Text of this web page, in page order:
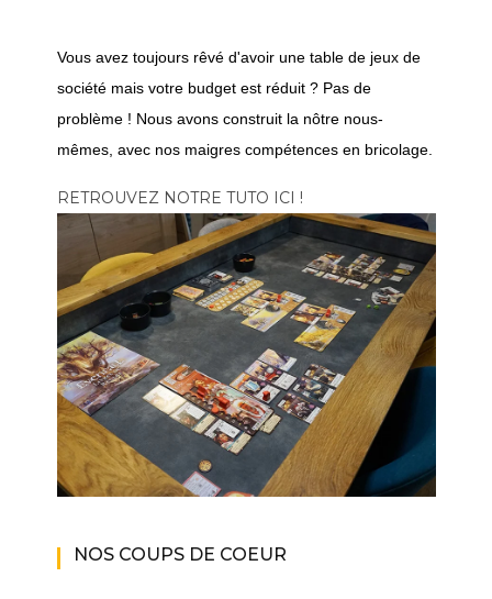
Vous avez toujours rêvé d'avoir une table de jeux de
société mais votre budget est réduit ? Pas de
problème ! Nous avons construit la nôtre nous-
mêmes, avec nos maigres compétences en bricolage.
RETROUVEZ NOTRE TUTO ICI !
NOS COUPS DE COEUR